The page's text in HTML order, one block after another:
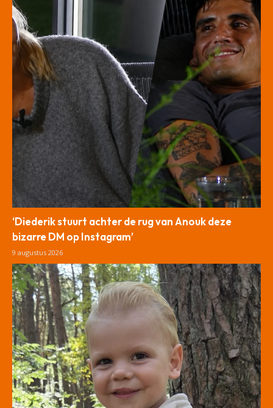
‘Diederik stuurt achter de rug van Anouk deze
bizarre DM op Instagram’
9 augustus 2026